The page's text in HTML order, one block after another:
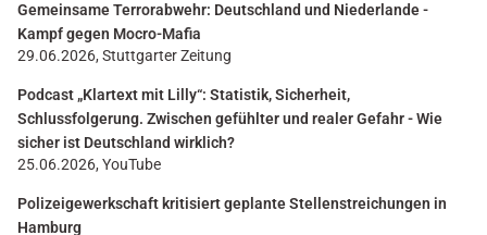
Gemeinsame Terrorabwehr: Deutschland und Niederlande -
Kampf gegen Mocro-Mafia
29.06.2026, Stuttgarter Zeitung
Podcast „Klartext mit Lilly“: Statistik, Sicherheit,
Schlussfolgerung. Zwischen gefühlter und realer Gefahr - Wie
sicher ist Deutschland wirklich?
25.06.2026, YouTube
Polizeigewerkschaft kritisiert geplante Stellenstreichungen in
Hamburg